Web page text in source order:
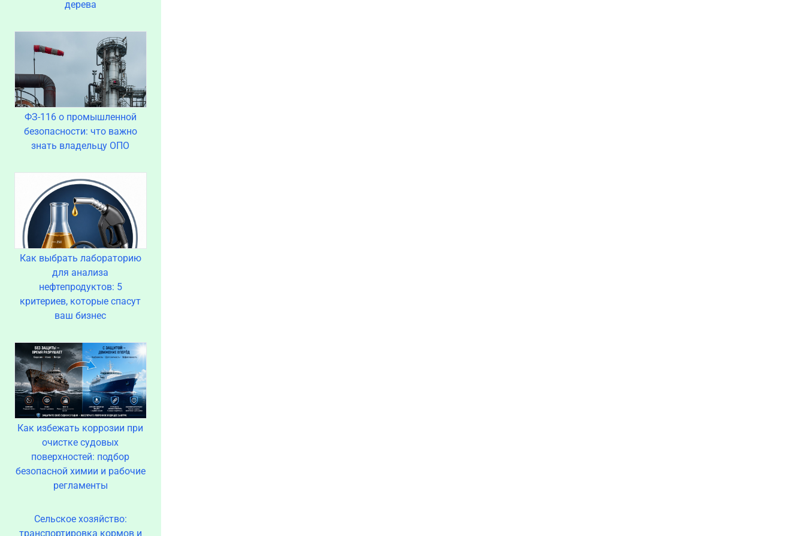
дерева
ФЗ-116 о промышленной
безопасности: что важно
знать владельцу ОПО
Как выбрать лабораторию
для анализа
нефтепродуктов: 5
критериев, которые спасут
ваш бизнес
Как избежать коррозии при
очистке судовых
поверхностей: подбор
безопасной химии и рабочие
регламенты
Сельское хозяйство:
транспортировка кормов и